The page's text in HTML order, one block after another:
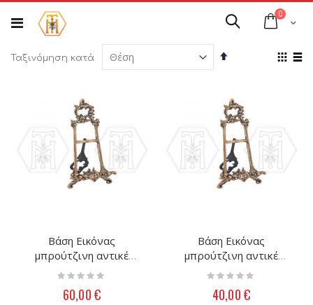
στο
περιεχόμενο
Cart
0
Αναζήτηση
Ταξινόμηση κατά
Φθίνουσα
Βάση Εικόνας
μπρούτζινη αντικέ
(7113/16NF)
Rating:
60,00 €
Βάση Εικόνας
μπρούτζινη αντικέ
(7113/16NF)
Rating:
40,00 €